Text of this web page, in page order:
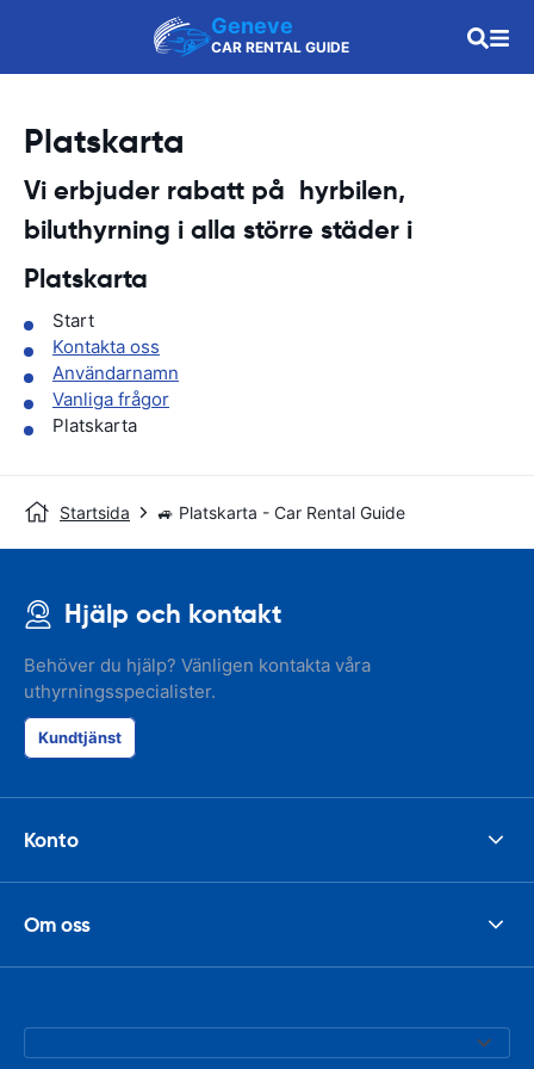
Geneve
CAR RENTAL GUIDE
Platskarta
Vi erbjuder rabatt på hyrbilen,
biluthyrning i alla större städer i
Platskarta
Start
Kontakta oss
Användarnamn
Vanliga frågor
Platskarta
Startsida 🚙 Platskarta - Car Rental Guide
Hjälp och kontakt
Behöver du hjälp? Vänligen kontakta våra
uthyrningsspecialister.
Kundtjänst
Konto
Om oss